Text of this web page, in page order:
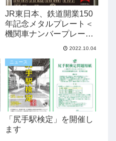
JR東日本、鉄道開業150
年記念メタルプレート＜
機関車ナンバープレート
2022.10.04
ニュース
「尻手駅検定」を開催し
ます